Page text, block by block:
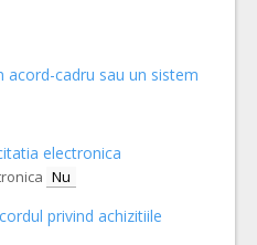
acord-cadru sau un sistem
electronica
Nu
privind achizitiile